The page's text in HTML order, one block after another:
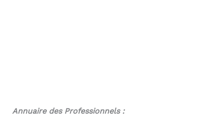
Annuaire des Professionnels :